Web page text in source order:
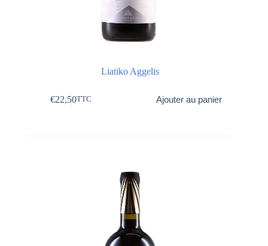
Liatiko Aggelis
€22,50TTC Ajouter au panier